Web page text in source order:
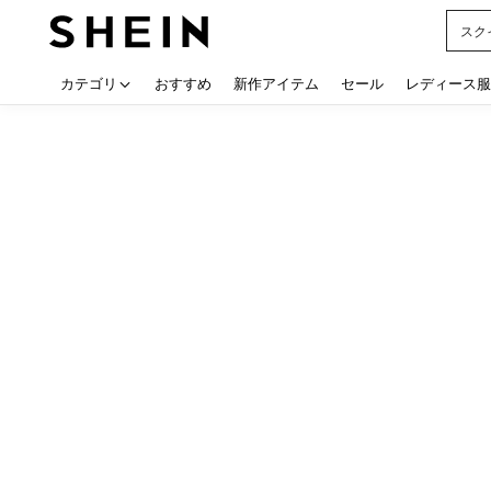
スク
カテゴリ おすすめ 新作アイテム セール レディース服